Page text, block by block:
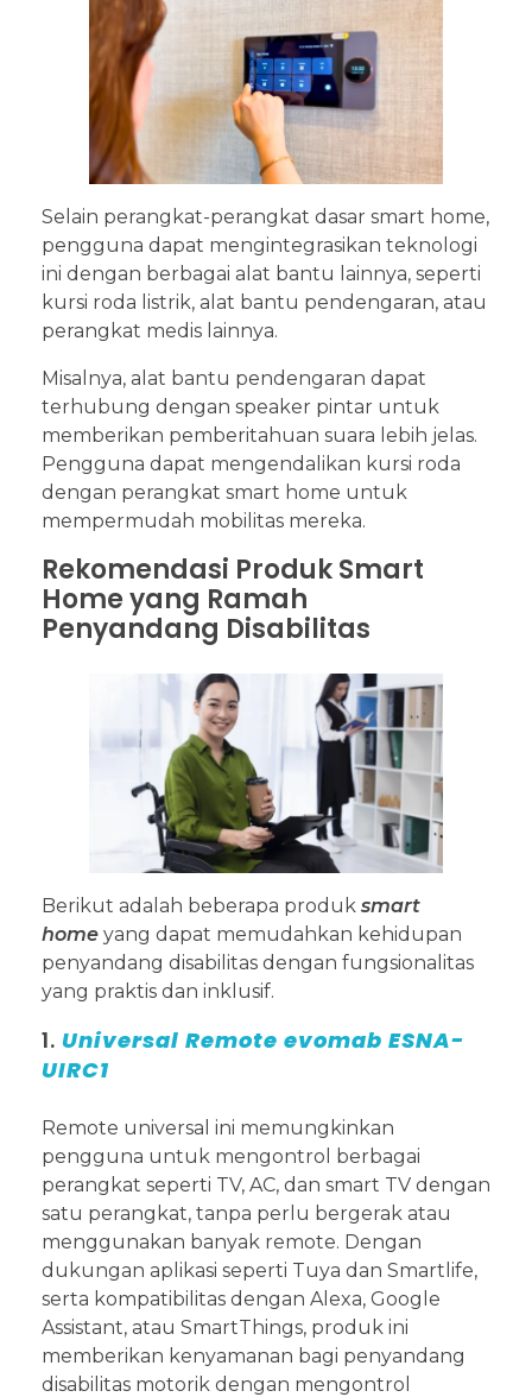
Selain perangkat-perangkat dasar smart home,
pengguna dapat mengintegrasikan teknologi
ini dengan berbagai alat bantu lainnya, seperti
kursi roda listrik, alat bantu pendengaran, atau
perangkat medis lainnya.
Misalnya, alat bantu pendengaran dapat
terhubung dengan speaker pintar untuk
memberikan pemberitahuan suara lebih jelas.
Pengguna dapat mengendalikan kursi roda
dengan perangkat smart home untuk
mempermudah mobilitas mereka.
Rekomendasi Produk Smart
Home yang Ramah
Penyandang Disabilitas
Berikut adalah beberapa produk smart
home yang dapat memudahkan kehidupan
penyandang disabilitas dengan fungsionalitas
yang praktis dan inklusif.
1. Universal Remote evomab ESNA-
UIRC1
Remote universal ini memungkinkan
pengguna untuk mengontrol berbagai
perangkat seperti TV, AC, dan smart TV dengan
satu perangkat, tanpa perlu bergerak atau
menggunakan banyak remote. Dengan
dukungan aplikasi seperti Tuya dan Smartlife,
serta kompatibilitas dengan Alexa, Google
Assistant, atau SmartThings, produk ini
memberikan kenyamanan bagi penyandang
disabilitas motorik dengan mengontrol